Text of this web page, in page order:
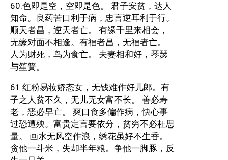
60.色即是空，空即是色。 君子安贫，达人
知命。良药苦口利于病，忠言逆耳利于行。
顺天者昌，逆天者亡。 有缘千里来相会，
无缘对面不相逢。有福者昌，无福者亡。
人为财死，鸟为食亡。 夫妻相和好，琴瑟
与笙簧。
61.红粉易妆娇态女，无钱难作好儿郎。有
子之人贫不久，无儿无女富不长。 善必寿
老，恶必早亡。 爽口食多偏作病，快心事
过恐遭殃。富贵定言要依分，贫穷不必枉思
量。 画水无风空作浪，绣花虽好不生香。
贪他一斗米，失却半年粮。争他一脚豚，反